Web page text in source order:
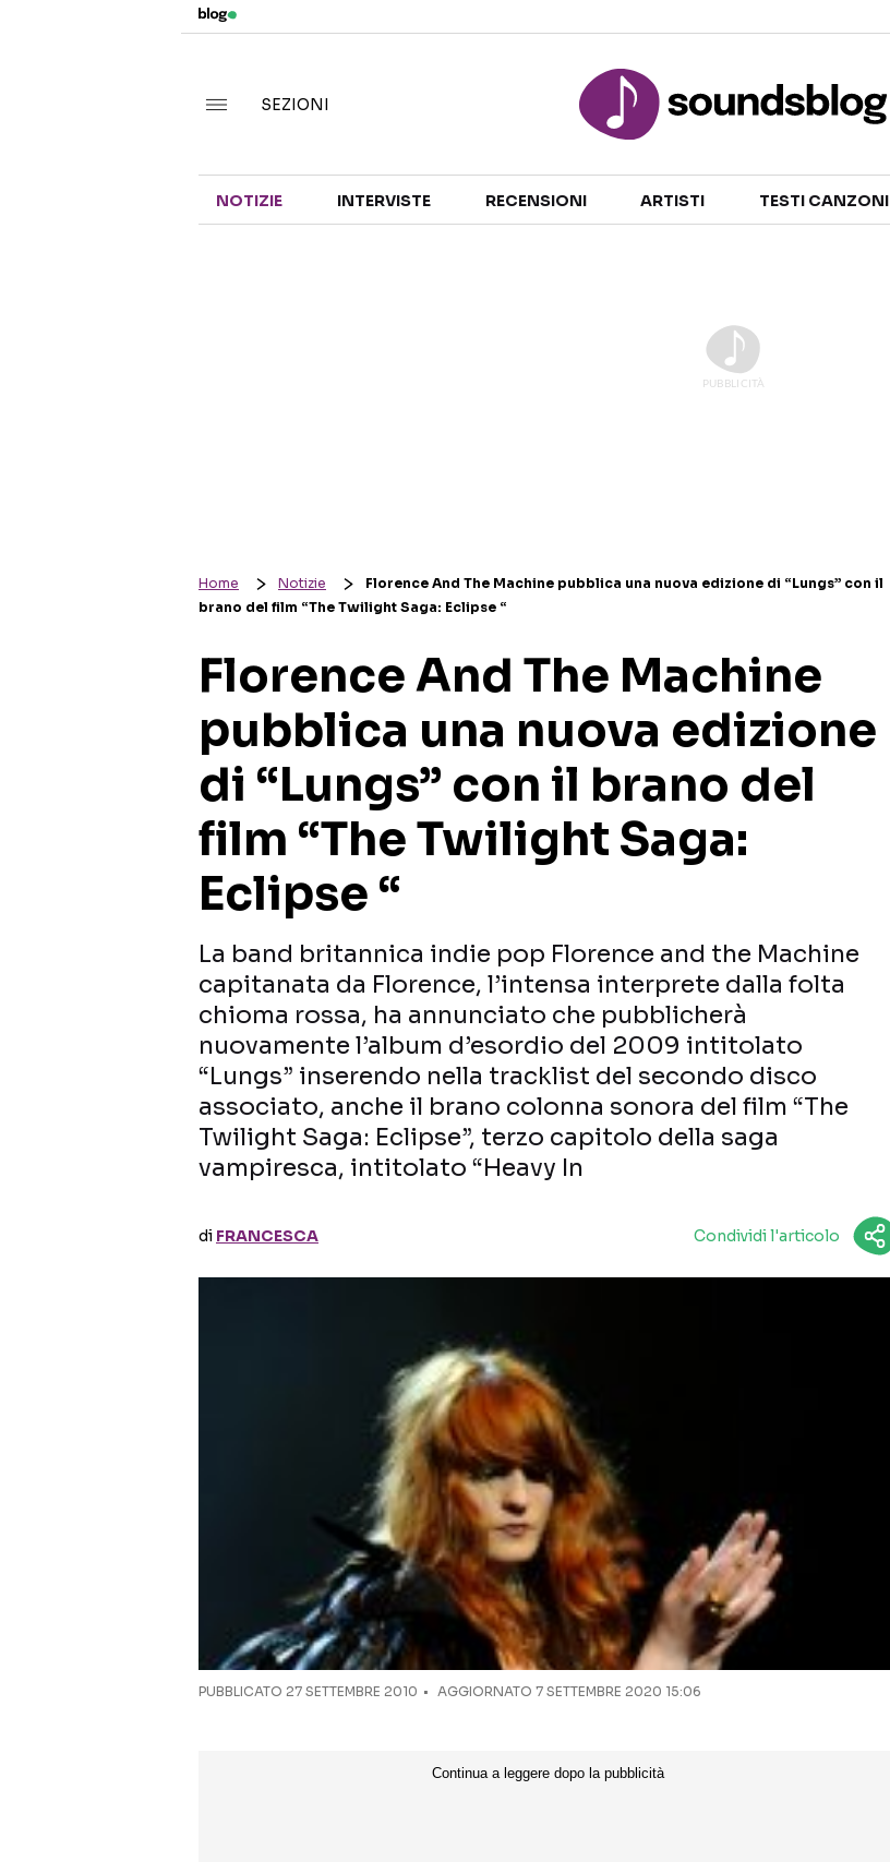
TALENT SHOW
SEZIONI
NOTIZIE INTERVISTE RECENSIONI ARTISTI TESTI CANZONI
Home Notizie
Florence And The Machine pubblica una nuova edizione di “Lungs” con il
brano del film “The Twilight Saga: Eclipse “
Florence And The Machine
pubblica una nuova edizione
di “Lungs” con il brano del
film “The Twilight Saga:
Eclipse “
La band britannica indie pop Florence and the Machine
capitanata da Florence, l’intensa interprete dalla folta
chioma rossa, ha annunciato che pubblicherà
nuovamente l’album d’esordio del 2009 intitolato
“Lungs” inserendo nella tracklist del secondo disco
associato, anche il brano colonna sonora del film “The
Twilight Saga: Eclipse”, terzo capitolo della saga
vampiresca, intitolato “Heavy In
di FRANCESCA Condividi l'articolo
PUBBLICATO 27 SETTEMBRE 2010 AGGIORNATO 7 SETTEMBRE 2020 15:06